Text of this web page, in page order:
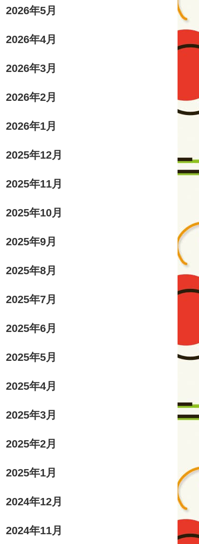
2026年5月
2026年4月
2026年3月
2026年2月
2026年1月
2025年12月
2025年11月
2025年10月
2025年9月
2025年8月
2025年7月
2025年6月
2025年5月
2025年4月
2025年3月
2025年2月
2025年1月
2024年12月
2024年11月